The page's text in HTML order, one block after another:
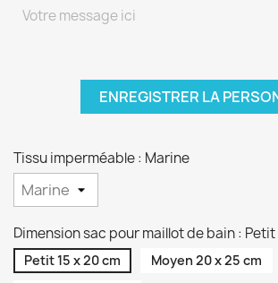
ENREGISTRER LA
Tissu imperméable : Marine
Dimension sac pour maillot de bain : Petit
Petit 15 x 20 cm
Moyen 20 x 25 cm